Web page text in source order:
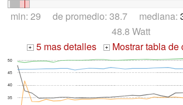
min: 29 de promedio: 38.7 mediana:
48.8 Watt
+ 5 mas detalles + Mostrar tabla de
35
40
45
50